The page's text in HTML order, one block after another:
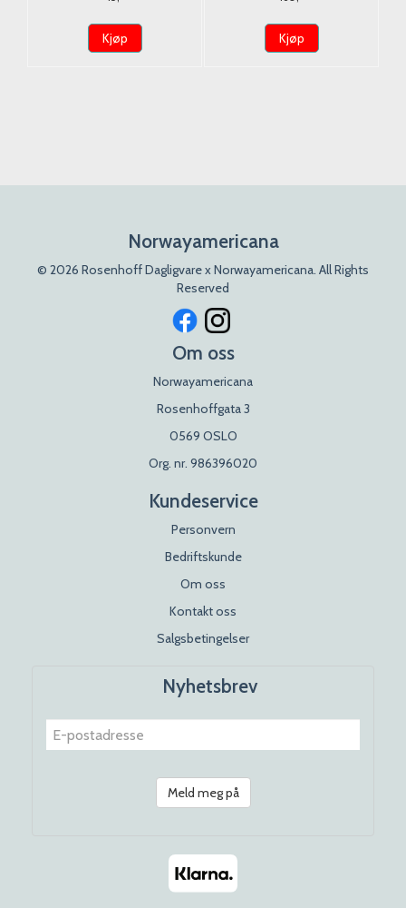
Kjøp Kjøp
Norwayamericana
© 2026 Rosenhoff Dagligvare x Norwayamericana. All Rights
Reserved
Om oss
Norwayamericana
Rosenhoffgata 3
0569 OSLO
Org. nr. 986396020
Kundeservice
Personvern
Bedriftskunde
Om oss
Kontakt oss
Salgsbetingelser
Nyhetsbrev
Meld meg på